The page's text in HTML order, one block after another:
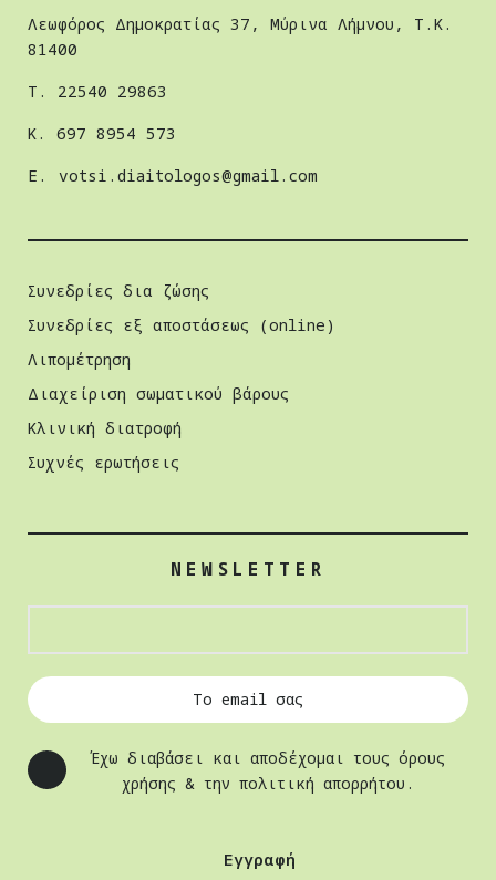
Λεωφόρος Δημοκρατίας 37, Μύρινα Λήμνου, Τ.Κ.
81400
Τ. 22540 29863
Κ. 697 8954 573
E.
votsi.diaitologos@gmail.com
Συνεδρίες δια ζώσης
Συνεδρίες εξ αποστάσεως (online)
Λιπομέτρηση
Διαχείριση σωµατικού βάρους
Κλινική διατροφή
Συχνές ερωτήσεις
NEWSLETTER
Έχω διαβάσει και αποδέχομαι τους όρους
χρήσης & την πολιτική απορρήτου.
Εγγραφή